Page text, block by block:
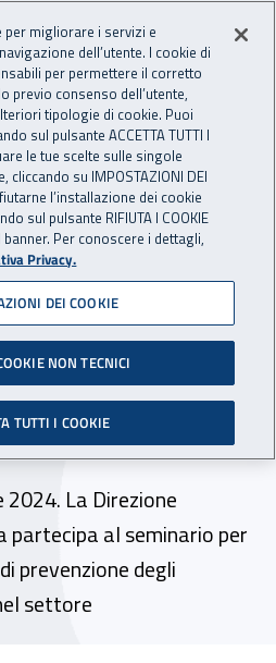
Nazionale
Apri cerca
in:
gestione
antincendio
dei
2024. La Direzione
partecipa al seminario per
prevenzione degli
settore
migliorare i servizi e
dell’utente. I cookie di
per permettere il corretto
previo consenso dell’utente,
tipologie di cookie. Puoi
sul pulsante ACCETTA TUTTI I
le tue scelte sulle singole
su IMPOSTAZIONI DEI
l’installazione dei cookie
sul pulsante RIFIUTA I COOKIE
banner. Per conoscere i dettagli,
Privacy.
DEI COOKIE
NON TECNICI
TUTTI I COOKIE